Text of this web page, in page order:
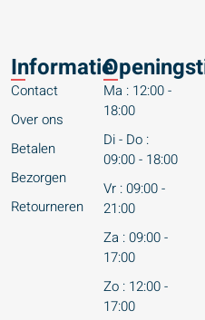
Informatie
Contact
Over ons
Betalen
Bezorgen
Retourneren
Ma : 12:00 -
18:00
Di - Do :
09:00 - 18:00
Vr : 09:00 -
21:00
Za : 09:00 -
17:00
Zo : 12:00 -
17:00